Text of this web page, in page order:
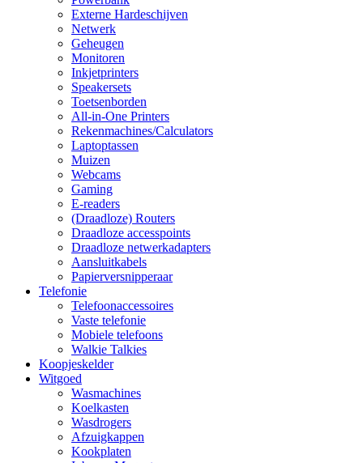
Externe Hardeschijven
Netwerk
Geheugen
Monitoren
Inkjetprinters
Speakersets
Toetsenborden
All-in-One Printers
Rekenmachines/Calculators
Laptoptassen
Muizen
Webcams
Gaming
E-readers
(Draadloze) Routers
Draadloze accesspoints
Draadloze netwerkadapters
Aansluitkabels
Papierversnipperaar
Telefonie
Telefoonaccessoires
Vaste telefonie
Mobiele telefoons
Walkie Talkies
Koopjeskelder
Witgoed
Wasmachines
Koelkasten
Wasdrogers
Afzuigkappen
Kookplaten